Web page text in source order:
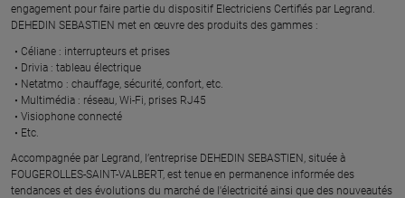
engagement pour faire partie du dispositif Electriciens Certifiés par Legrand​.
DEHEDIN SEBASTIEN met en œuvre des produits des gammes : ​
Céliane : interrupteurs et prises ​
Drivia : tableau électrique ​
Netatmo : chauffage, sécurité, confort, etc.​
Multimédia : réseau, Wi-Fi, prises RJ45​
Visiophone connecté​
Etc.​
​Accompagnée par Legrand, l’entreprise DEHEDIN SEBASTIEN, située à
FOUGEROLLES-SAINT-VALBERT, est tenue en permanence informée des
tendances et des évolutions du marché de l'électricité ainsi que des nouveautés